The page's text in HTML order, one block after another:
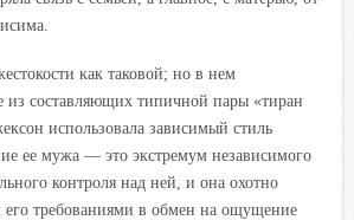
как таковой; но в нем
из составляющих типичной пары «тиран
использовала зависимый стиль
ее мужа — это экстремум независимого
контроля над ней, и она охотно
его требованиями в обмен на ощущение